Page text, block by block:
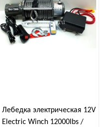
Лебедка электрическая 12V
Electric Winch 12000lbs /